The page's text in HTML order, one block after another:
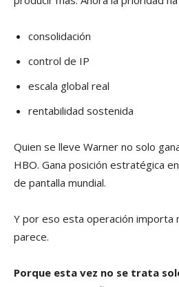
consolidación
control de IP
escala global real
rentabilidad sostenida
Quien se lleve Warner no solo
HBO. Gana posición estratégica
de pantalla mundial.
Y por eso esta operación importa
parece.
Porque esta vez no se trata